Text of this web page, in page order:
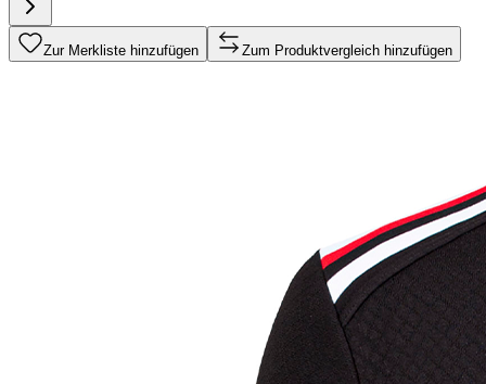
Zur Merkliste hinzufügen Zum Produktvergleich hinzufügen